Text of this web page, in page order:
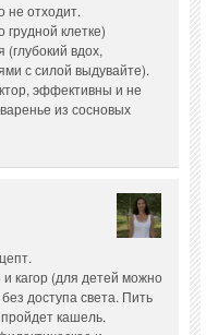
не отходит.
клетке)
вдох,
с силой выдувайте).
эффективны и не
из сосновых
кагор (для детей можно
доступа света. Пить
кашель.